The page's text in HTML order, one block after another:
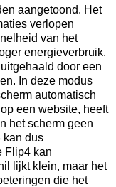
aangetoond. Het
verlopen
van het
energieverbruik.
door een
In deze modus
automatisch
een website, heeft
het scherm geen
kan dus
Flip4 kan
lijkt klein, maar het
die het